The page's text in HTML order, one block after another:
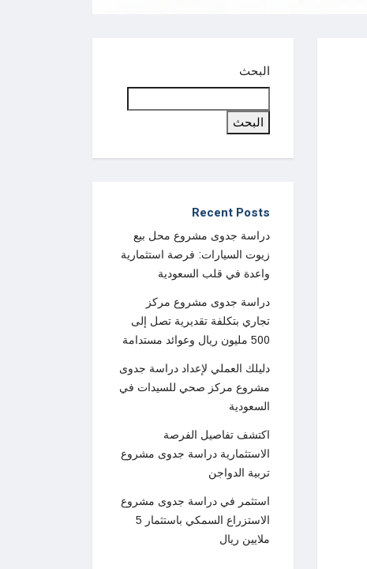
البحث
البحث
Recent Posts
دراسة جدوى مشروع محل بيع
زيوت السيارات: فرصة استثمارية
واعدة في قلب السعودية
دراسة جدوى مشروع مركز
تجاري بتكلفة تقديرية تصل إلى
500 مليون ريال وعوائد مستدامة
دليلك العملي لإعداد دراسة جدوى
مشروع مركز صحي للسيدات في
السعودية
اكتشف تفاصيل الفرصة
الاستثمارية دراسة جدوى مشروع
تربية الدواجن
استثمر في دراسة جدوى مشروع
الاستزراع السمكي باستثمار 5
ملايين ريال